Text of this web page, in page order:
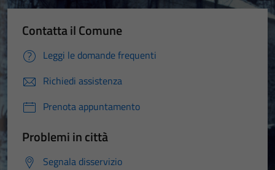
Contatta il Comune
Leggi le domande frequenti
Richiedi assistenza
Prenota appuntamento
Problemi in città
Segnala disservizio